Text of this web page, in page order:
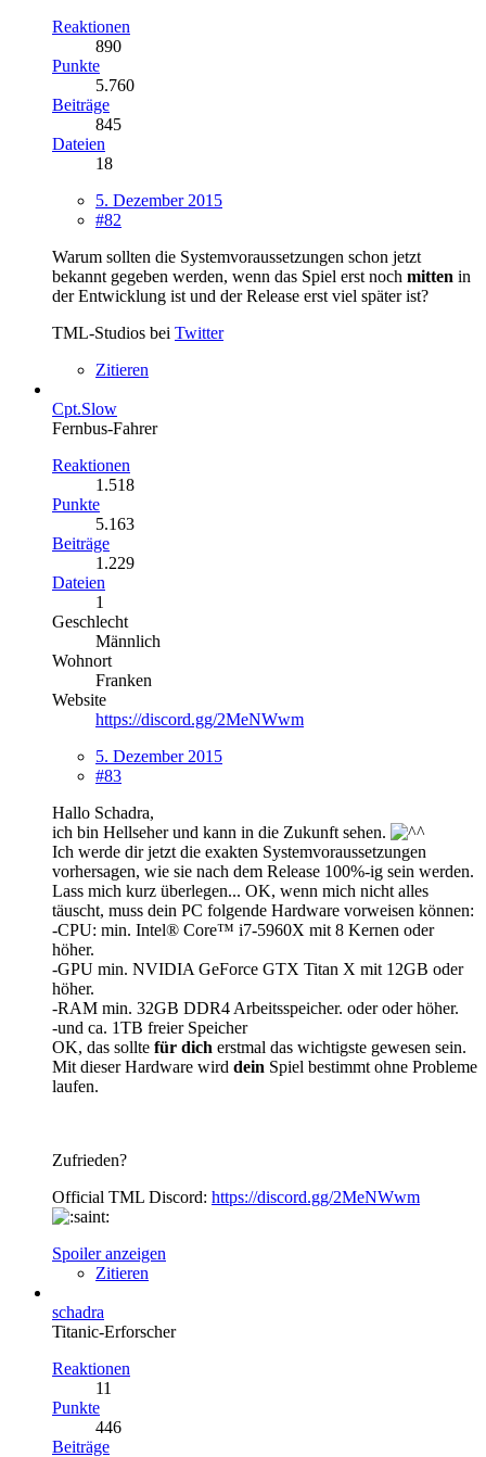
Reaktionen
890
Punkte
5.760
Beiträge
845
Dateien
18
5. Dezember 2015
#82
Warum sollten die Systemvoraussetzungen schon jetzt
bekannt gegeben werden, wenn das Spiel erst noch mitten in
der Entwicklung ist und der Release erst viel später ist?
TML-Studios bei Twitter
Zitieren
Cpt.Slow
Fernbus-Fahrer
Reaktionen
1.518
Punkte
5.163
Beiträge
1.229
Dateien
1
Geschlecht
Männlich
Wohnort
Franken
Website
https://discord.gg/2MeNWwm
5. Dezember 2015
#83
Hallo Schadra,
ich bin Hellseher und kann in die Zukunft sehen.
Ich werde dir jetzt die exakten Systemvoraussetzungen
vorhersagen, wie sie nach dem Release 100%-ig sein werden.
Lass mich kurz überlegen... OK, wenn mich nicht alles
täuscht, muss dein PC folgende Hardware vorweisen können:
-CPU: min. Intel® Core™ i7-5960X mit 8 Kernen oder
höher.
-GPU min. NVIDIA GeForce GTX Titan X mit 12GB oder
höher.
-RAM min. 32GB DDR4 Arbeitsspeicher. oder oder höher.
-und ca. 1TB freier Speicher
OK, das sollte für dich erstmal das wichtigste gewesen sein.
Mit dieser Hardware wird dein Spiel bestimmt ohne Probleme
laufen.
Zufrieden?
Official TML Discord: https://discord.gg/2MeNWwm
Spoiler anzeigen
Zitieren
schadra
Titanic-Erforscher
Reaktionen
11
Punkte
446
Beiträge